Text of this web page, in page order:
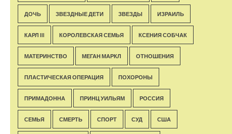
ДОЧЬ ЗВЕЗДНЫЕ ДЕТИ ЗВЕЗДЫ ИЗРАИЛЬ
КАРЛ III КОРОЛЕВСКАЯ СЕМЬЯ КСЕНИЯ СОБЧАК
МАТЕРИНСТВО МЕГАН МАРКЛ ОТНОШЕНИЯ
ПЛАСТИЧЕСКАЯ ОПЕРАЦИЯ ПОХОРОНЫ
ПРИМАДОННА ПРИНЦ УИЛЬЯМ РОССИЯ
СЕМЬЯ СМЕРТЬ СПОРТ СУД США